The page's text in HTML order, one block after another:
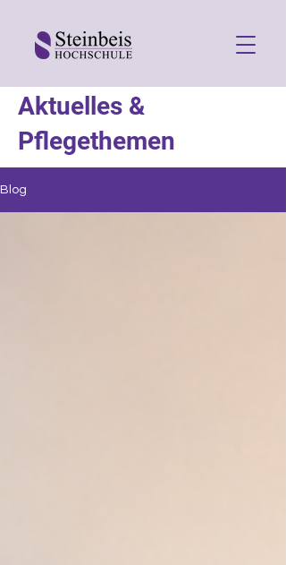
Aktuelles &
Pflegethemen
Blog